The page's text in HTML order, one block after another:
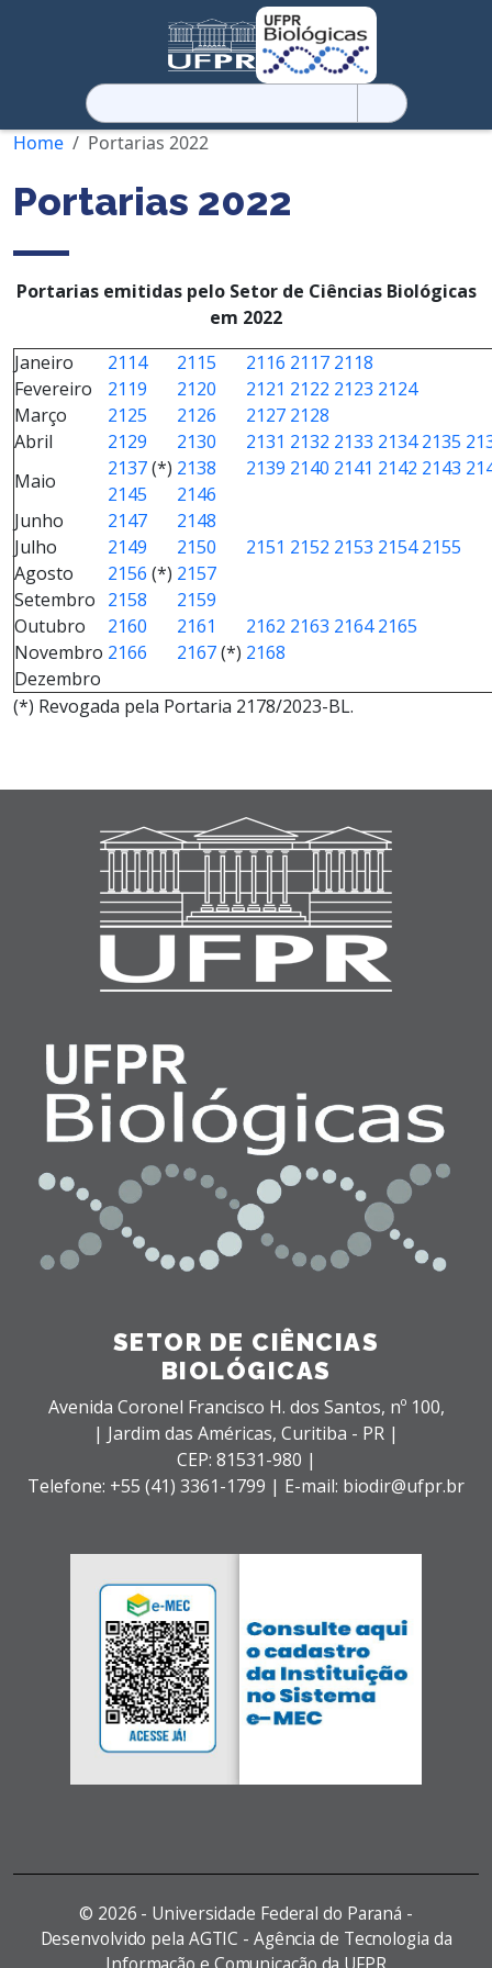
Pesquisar
por:
Home
Portarias 2022
Portarias 2022
Portarias emitidas pelo Setor de Ciências Biológicas
em 2022
Janeiro
2114 2115 2116 2117 2118
Fevereiro
2119 2120 2121 2122 2123 2124
Março
2125 2126 2127 2128
Abril
2129 2130 2131 2132 2133 2134 2135
Maio
2137(*) 2138 2139 2140 2141 2142 2143
2145
2146
Junho
2147
2148
Julho
2149 2150 2151 2152 2153 2154 2155
Agosto
2156 (*) 2157
Setembro 2158
2159
Outubro
2160 2161 2162 2163 2164 2165
Novembro 2166 2167(*) 2168
Dezembro
(*) Revogada pela Portaria 2178/2023-BL.
SETOR DE CIÊNCIAS
BIOLÓGICAS
Avenida Coronel Francisco H. dos Santos, nº 100,
| Jardim das Américas, Curitiba - PR |
CEP: 81531-980 |
Telefone: +55 (41) 3361-1799 | E-mail: biodir@ufpr.br
© 2026 - Universidade Federal do Paraná -
Desenvolvido pela AGTIC - Agência de Tecnologia da